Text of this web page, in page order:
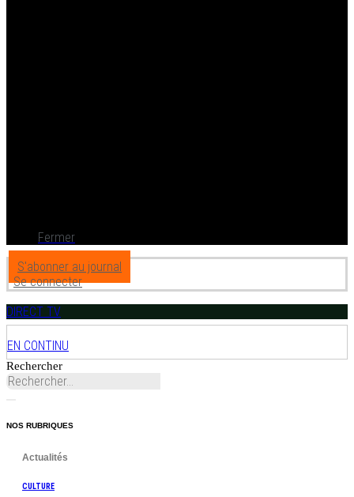
Fermer
S'abonner au journal
Se connecter
DIRECT TV
EN CONTINU
Rechercher
NOS RUBRIQUES
Actualités
CULTURE